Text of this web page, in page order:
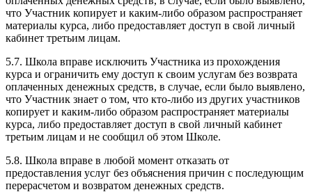
что Участник копирует и каким-либо образом распространяет
материалы курса, либо предоставляет доступ в свой личный
кабинет третьим лицам.
5.7. Школа вправе исключить Участника из прохождения
курса и ограничить ему доступ к своим услугам без возврата
оплаченных денежных средств, в случае, если было выявлено,
что Участник знает о том, что кто-либо из других участников
копирует и каким-либо образом распространяет материалы
курса, либо предоставляет доступ в свой личный кабинет
третьим лицам и не сообщил об этом Школе.
5.8. Школа вправе в любой момент отказать от
предоставления услуг без объяснения причин с последующим
перерасчетом и возвратом денежных средств.